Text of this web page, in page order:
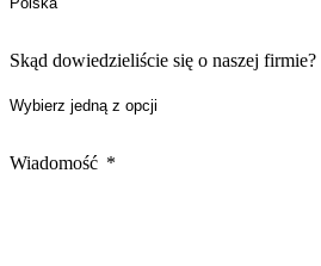
Skąd dowiedzieliście się o naszej firmie?
Wiadomość